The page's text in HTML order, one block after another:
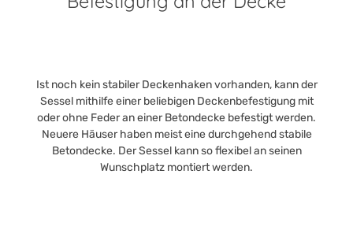
Ist noch kein stabiler Deckenhaken vorhanden, kann der
Sessel mithilfe einer beliebigen Deckenbefestigung mit
oder ohne Feder an einer Betondecke befestigt werden.
Neuere Häuser haben meist eine durchgehend stabile
Betondecke. Der Sessel kann so flexibel an seinen
Wunschplatz montiert werden.